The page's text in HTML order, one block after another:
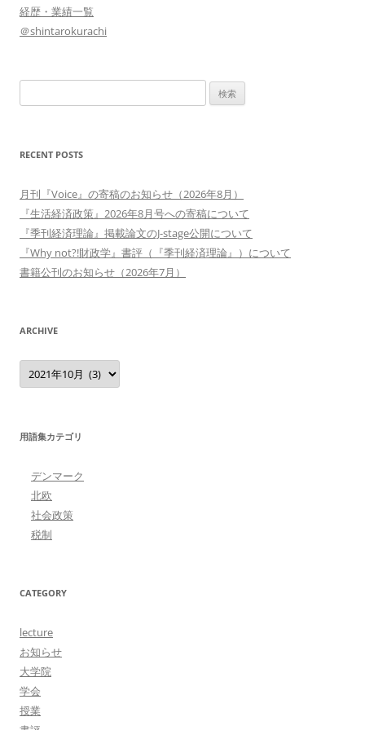
経歴・業績一覧
＠shintarokurachi
索:
RECENT POSTS
月刊『Voice』の寄稿のお知らせ（2026年8月）
『生活経済政策』2026年8月号への寄稿について
『季刊経済理論』掲載論文のJ-stage公開について
『Why not?!財政学』書評（『季刊経済理論』）について
書籍公刊のお知らせ（2026年7月）
ARCHIVE
Archive
用語集カテゴリ
デンマーク
北欧
社会政策
税制
CATEGORY
lecture
お知らせ
大学院
学会
授業